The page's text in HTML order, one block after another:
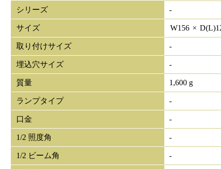
シリーズ -
サイズ W156 × D(L)
取り付けサイズ -
埋込穴サイズ -
質量 1,600 g
ランプタイプ -
口金 -
1/2 照度角 -
1/2 ビーム角 -